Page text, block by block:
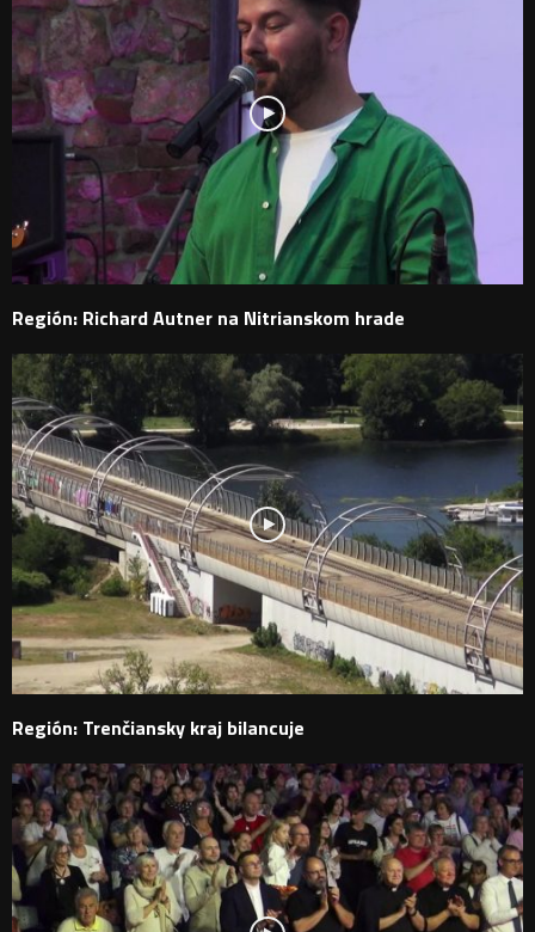
Región: Richard Autner na Nitrianskom hrade
Región: Trenčiansky kraj bilancuje